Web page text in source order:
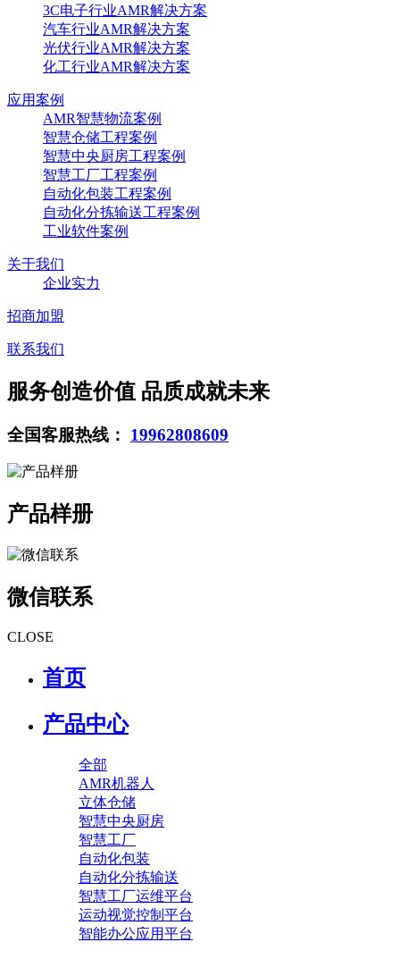
3C电子行业AMR解决方案
汽车行业AMR解决方案
光伏行业AMR解决方案
化工行业AMR解决方案
应用案例
AMR智慧物流案例
智慧仓储工程案例
智慧中央厨房工程案例
智慧工厂工程案例
自动化包装工程案例
自动化分拣输送工程案例
工业软件案例
关于我们
企业实力
招商加盟
联系我们
服务创造价值 品质成就未来
全国客服热线： 19962808609
产品样册
微信联系
CLOSE
首页
产品中心
全部
AMR机器人
立体仓储
智慧中央厨房
智慧工厂
自动化包装
自动化分拣输送
智慧工厂运维平台
运动视觉控制平台
智能办公应用平台